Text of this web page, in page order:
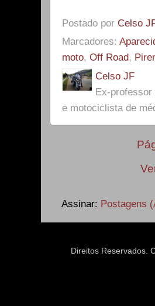
Postado por Celso
Marcadores:
moto, Off Road,
Celso JF
Ex-professor
e motociclista de
Assinar: Postagens
Direitos Reservados.